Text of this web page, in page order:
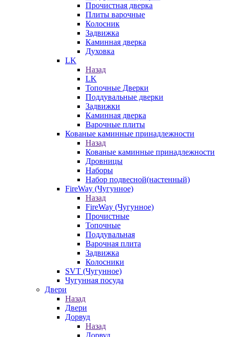
Прочистная дверка
Плиты варочные
Колосник
Задвижка
Каминная дверка
Духовка
LK
Назад
LK
Топочные Дверки
Поддувальные дверки
Задвижки
Каминная дверка
Варочные плиты
Кованые каминные принадлежности
Назад
Кованые каминные принадлежности
Дровницы
Наборы
Набор подвесной(настенный)
FireWay (Чугунное)
Назад
FireWay (Чугунное)
Прочистные
Топочные
Поддувальная
Варочная плита
Задвижка
Колосники
SVT (Чугунное)
Чугунная посуда
Двери
Назад
Двери
Дорвуд
Назад
Дорвуд